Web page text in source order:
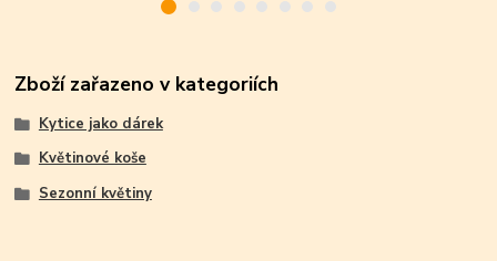
Zboží zařazeno v kategoriích
Kytice jako dárek
Květinové koše
Sezonní květiny